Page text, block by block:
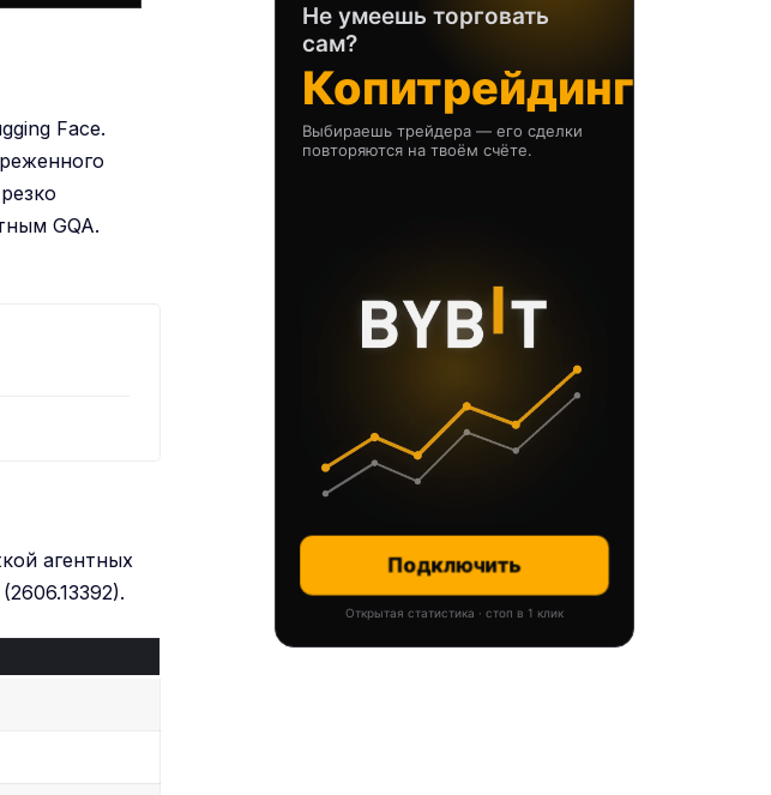
Face.
GQA.
агентных
Не умеешь торговать
сам?
Копитрейдинг
Выбираешь трейдера — его сделки
повторяются на твоём счёте.
Подключить
Открытая статистика · стоп в 1 клик